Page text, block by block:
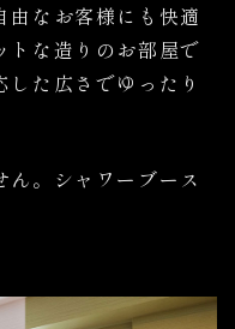
由なお客様にも快適
トな造りのお部屋で
た広さでゆったり
。シャワーブース